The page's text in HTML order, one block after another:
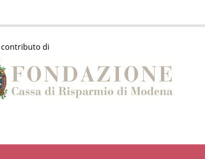
contributo di